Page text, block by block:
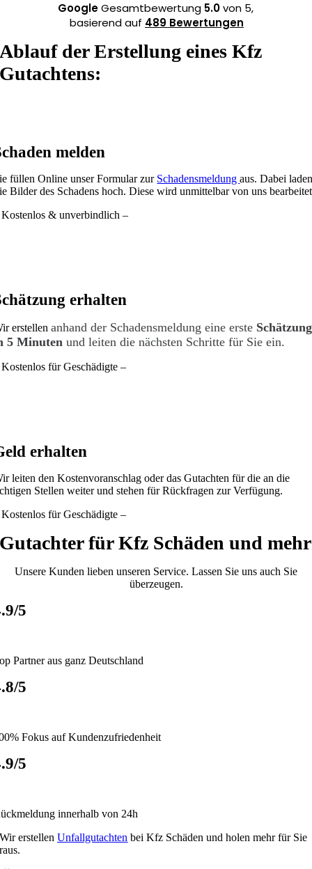
GoogleGesamtbewertung 5.0von 5,
basierend auf 489 Bewertungen
Ablauf der Erstellung eines Kfz
Gutachtens:
melden
füllen Online unser Formular zur Schadensmeldungaus. Dabei
Bilder des Schadens hoch. Diese wird unmittelbar von uns
& unverbindlich –
erhalten
erstellenanhand der Schadensmeldung eine erste Schätzung
5 Minuten und leiten die nächsten Schritte für Sie ein.
für Geschädigte –
erhalten
leiten den Kostenvoranschlag oder das Gutachten für die an die
Stellen weiter und stehen für Rückfragen zur Verfügung.
für Geschädigte –
Gutachter für Kfz Schäden und mehr
Unsere Kunden lieben unseren Service. Lassen Sie uns auch Sie
überzeugen.
5
Partner aus ganz Deutschland
5
Fokus auf Kundenzufriedenheit
5
innerhalb von 24h
Wir erstellenUnfallgutachten bei Kfz Schäden und holen mehr für Sie
raus.